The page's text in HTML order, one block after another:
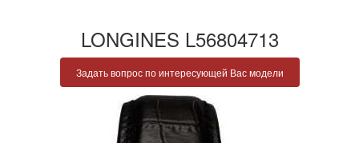
LONGINES L56804713
Задать вопрос по интересующей Вас модели